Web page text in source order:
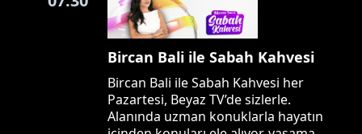
Bircan Bali ile Sabah Kahvesi
Bircan Bali ile Sabah Kahvesi her
Pazartesi, Beyaz TV’de sizlerle.
Alanında uzman konuklarla hayatın